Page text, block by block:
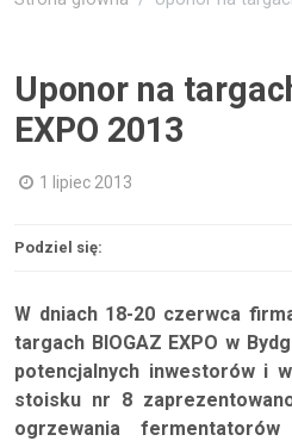
Uponor na
EXPO 2013
1 lipiec 2013
Podziel się:
W dniach 18-20 czerwca
targach BIOGAZ EXPO w
potencjalnych inwestorów i
stoisku nr 8
ogrzewania